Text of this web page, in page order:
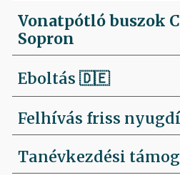
Vonatpótló buszok
Sopron
Eboltás🇩🇪
Felhívás friss
Tanévkezdési